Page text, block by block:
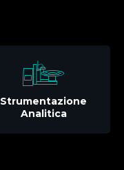
Strumentazione
Analitica